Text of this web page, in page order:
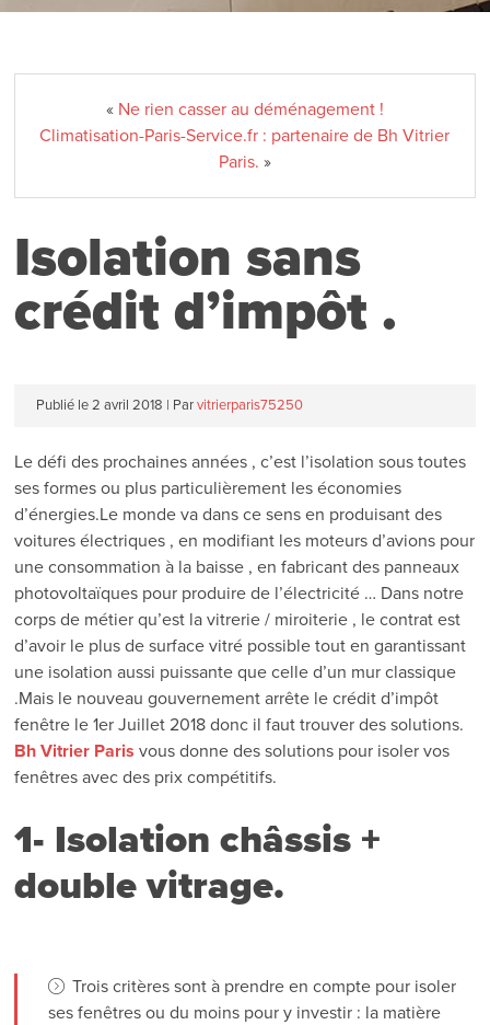
« Ne rien casser au déménagement !
Climatisation-Paris-Service.fr : partenaire de Bh Vitrier
Paris. »
Isolation sans
crédit d’impôt .
Publié le 2 avril 2018 | Par vitrierparis75250
Le défi des prochaines années , c’est l’isolation sous toutes
ses formes ou plus particulièrement les économies
d’énergies.Le monde va dans ce sens en produisant des
voitures électriques , en modifiant les moteurs d’avions pour
une consommation à la baisse , en fabricant des panneaux
photovoltaïques pour produire de l’électricité … Dans notre
corps de métier qu’est la vitrerie / miroiterie , le contrat est
d’avoir le plus de surface vitré possible tout en garantissant
une isolation aussi puissante que celle d’un mur classique
.Mais le nouveau gouvernement arrête le crédit d’impôt
fenêtre le 1er Juillet 2018 donc il faut trouver des solutions.
Bh Vitrier Paris vous donne des solutions pour isoler vos
fenêtres avec des prix compétitifs.
1- Isolation châssis +
double vitrage.
Trois critères sont à prendre en compte pour isoler
ses fenêtres ou du moins pour y investir : la matière